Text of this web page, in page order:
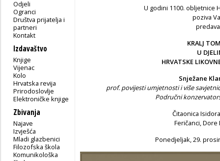
Odjeli
Ogranci
Društva prijatelja i
partneri
Kontakt
Izdavaštvo
Knjige
Vijenac
Kolo
Hrvatska revija
Prirodoslovlje
Elektroničke knjige
Zbivanja
Najave
Izvješća
Mladi glazbenici
Filozofska škola
Komunikološka
U godini 1100. obljetnice
poziva
KRALJ
U
HRVATSKE
Snježane
prof. povijesti umjetnosti i više
Područni
Čitaonica
Feričanci, Dore
Ponedjeljak, 29.